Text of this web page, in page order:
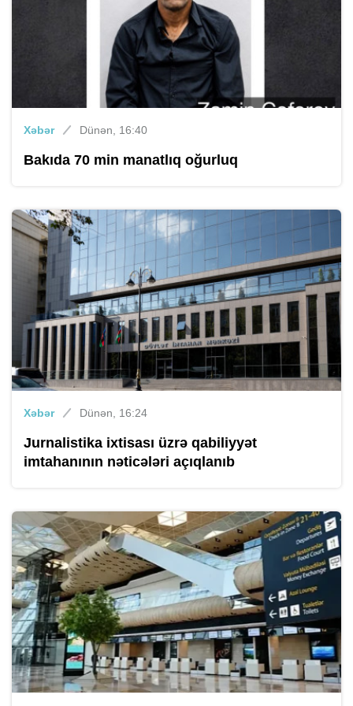
Xəbər Dünən, 16:40
Bakıda 70 min manatlıq oğurluq
Xəbər Dünən, 16:24
Jurnalistika ixtisası üzrə qabiliyyət
imtahanının nəticələri açıqlanıb